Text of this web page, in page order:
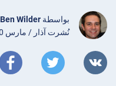
بواسطة Ben Wilder
نُشرت آذار / مارس 30, 2024 • 6m للقراءة